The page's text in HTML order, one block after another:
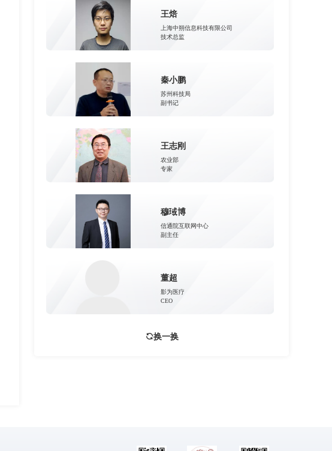
王焙
上海中朔信息科技有限公司
技术总监
秦小鹏
苏州科技局
副书记
王志刚
农业部
专家
穆琙博
信通院互联网中心
副主任
董超
影为医疗
CEO
换一换